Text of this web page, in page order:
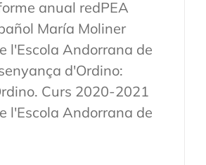
anual redPEA
María Moliner
l'Escola Andorrana de
d'Ordino:
Curs 2020-2021
l'Escola Andorrana de